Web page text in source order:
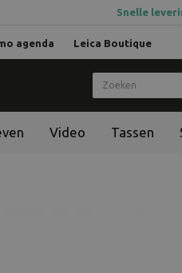
Snelle
agenda Leica Boutique
Video Tassen